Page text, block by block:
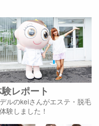
レポート
ルのkeiさんがエステ・脱毛
験しました！